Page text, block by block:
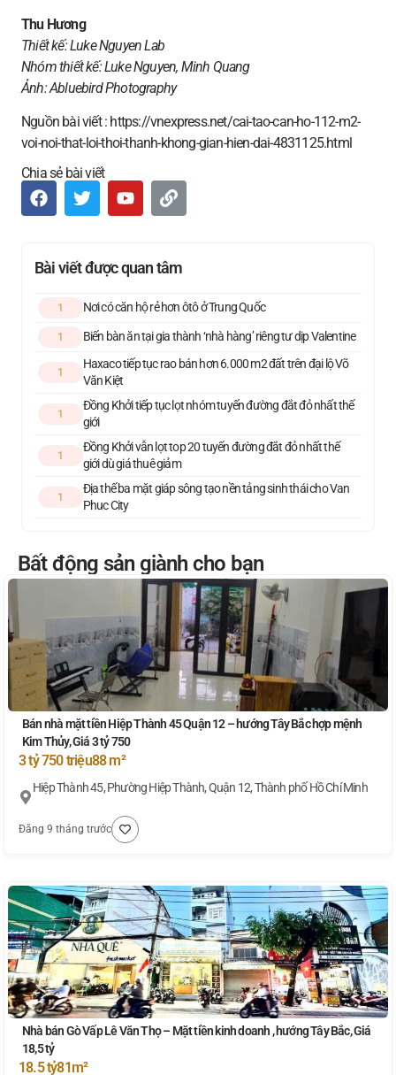
Thu Hương
Thiết kế: Luke Nguyen Lab
Nhóm thiết kế: Luke Nguyen, Minh Quang
Ảnh:Abluebird Photography
Nguồn bài viết : https://vnexpress.net/cai-tao-can-ho-112-m2-
voi-noi-that-loi-thoi-thanh-khong-gian-hien-dai-4831125.html
Chia sẻ bài viết
Bài viết được quan tâm
1 Nơi có căn hộ rẻ hơn ôtô ở Trung Quốc
1 Biến bàn ăn tại gia thành ‘nhà hàng’ riêng tư dịp Valentine
1
Haxaco tiếp tục rao bán hơn 6.000 m2 đất trên đại lộ Võ
Văn Kiệt
1
Đồng Khởi tiếp tục lọt nhóm tuyến đường đắt đỏ nhất thế
giới
1
Đồng Khởi vẫn lọt top 20 tuyến đường đắt đỏ nhất thế
giới dù giá thuê giảm
1
Địa thế ba mặt giáp sông tạo nền tảng sinh thái cho Van
Phuc City
Bất động sản giành cho bạn
Bán nhà mặt tiền Hiệp Thành 45 Quận 12 – hướng Tây Bắc hợp mệnh
Kim Thủy, Giá 3 tỷ 750
3 tỷ 750 triệu88 m²
Hiệp Thành 45, Phường Hiệp Thành, Quận 12, Thành phố Hồ Chí Minh
Đăng 9 tháng trước
Nhà bán Gò Vấp Lê Văn Thọ – Mặt tiền kinh doanh , hướng Tây Bắc, Giá
18,5 tỷ
18.5 tỷ81m²